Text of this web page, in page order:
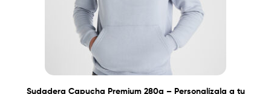
Sudadera Capucha Premium 280g – Personalízala a tu